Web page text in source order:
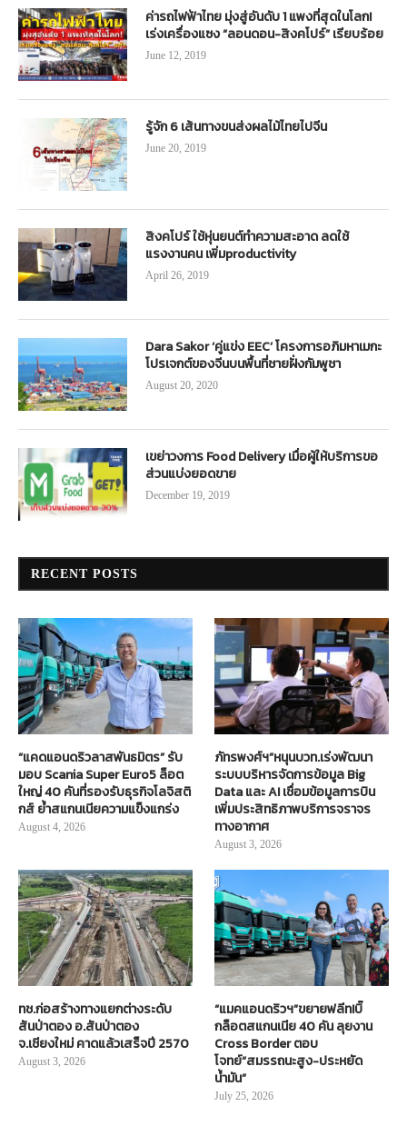
ค่ารถไฟฟ้าไทย มุ่งสู่อันดับ 1 แพงที่สุดในโลก!
เร่งเครื่องแซง “ลอนดอน-สิงคโปร์” เรียบร้อย
June 12, 2019
รู้จัก 6 เส้นทางขนส่งผลไม้ไทยไปจีน
June 20, 2019
สิงคโปร์ ใช้หุ่นยนต์ทำความสะอาด ลดใช้
แรงงานคน เพิ่มproductivity
April 26, 2019
Dara Sakor ‘คู่แข่ง EEC’ โครงการอภิมหาเมกะ
โปรเจกต์ของจีนบนพื้นที่ชายฝั่งกัมพูชา
August 20, 2020
เขย่าวงการ Food Delivery เมื่อผู้ให้บริการขอ
ส่วนแบ่งยอดขาย
December 19, 2019
RECENT POSTS
“แคดแอนดริวลาสพันธมิตร” รับ
มอบ Scania Super Euro5 ล็อต
ใหญ่ 40 คันที่รองรับธุรกิจโลจิสติ
กส์ ย้ำสแกนเนียความแข็งแกร่ง
August 4, 2026
ภัทรพงศ์ฯ”หนุนบวท.เร่งพัฒนา
ระบบบริหารจัดการข้อมูล Big
Data และ AI เชื่อมข้อมูลการบิน
เพิ่มประสิทธิภาพบริการจราจร
ทางอากาศ
August 3, 2026
ทช.ก่อสร้างทางแยกต่างระดับ
สันป่าตอง อ.สันป่าตอง
จ.เชียงใหม่ คาดแล้วเสร็จปี 2570
August 3, 2026
“แมคแอนดริวฯ”ขยายฟลีท!บิ๊
กล็อตสแกนเนีย 40 คัน ลุยงาน
Cross Border ตอบ
โจทย์“สมรรถนะสูง-ประหยัด
น้ำมัน”
July 25, 2026